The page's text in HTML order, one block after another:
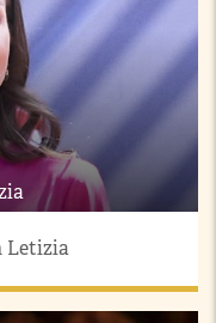
Letizia